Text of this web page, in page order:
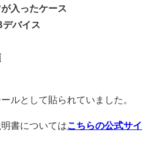
入ったケース
バイス
ルとして貼られていました。
書についてはこちらの公式サイ